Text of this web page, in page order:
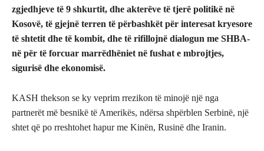
zgjedhjeve të 9 shkurtit, dhe akterëve të tjerë politikë në
Kosovë, të gjejnë terren të përbashkët për interesat kryesore
të shtetit dhe të kombit, dhe të rifillojnë dialogun me SHBA-
në për të forcuar marrëdhëniet në fushat e mbrojtjes,
sigurisë dhe ekonomisë.
KASH thekson se ky veprim rrezikon të minojë një nga
partnerët më besnikë të Amerikës, ndërsa shpërblen Serbinë, një
shtet që po rreshtohet hapur me Kinën, Rusinë dhe Iranin.